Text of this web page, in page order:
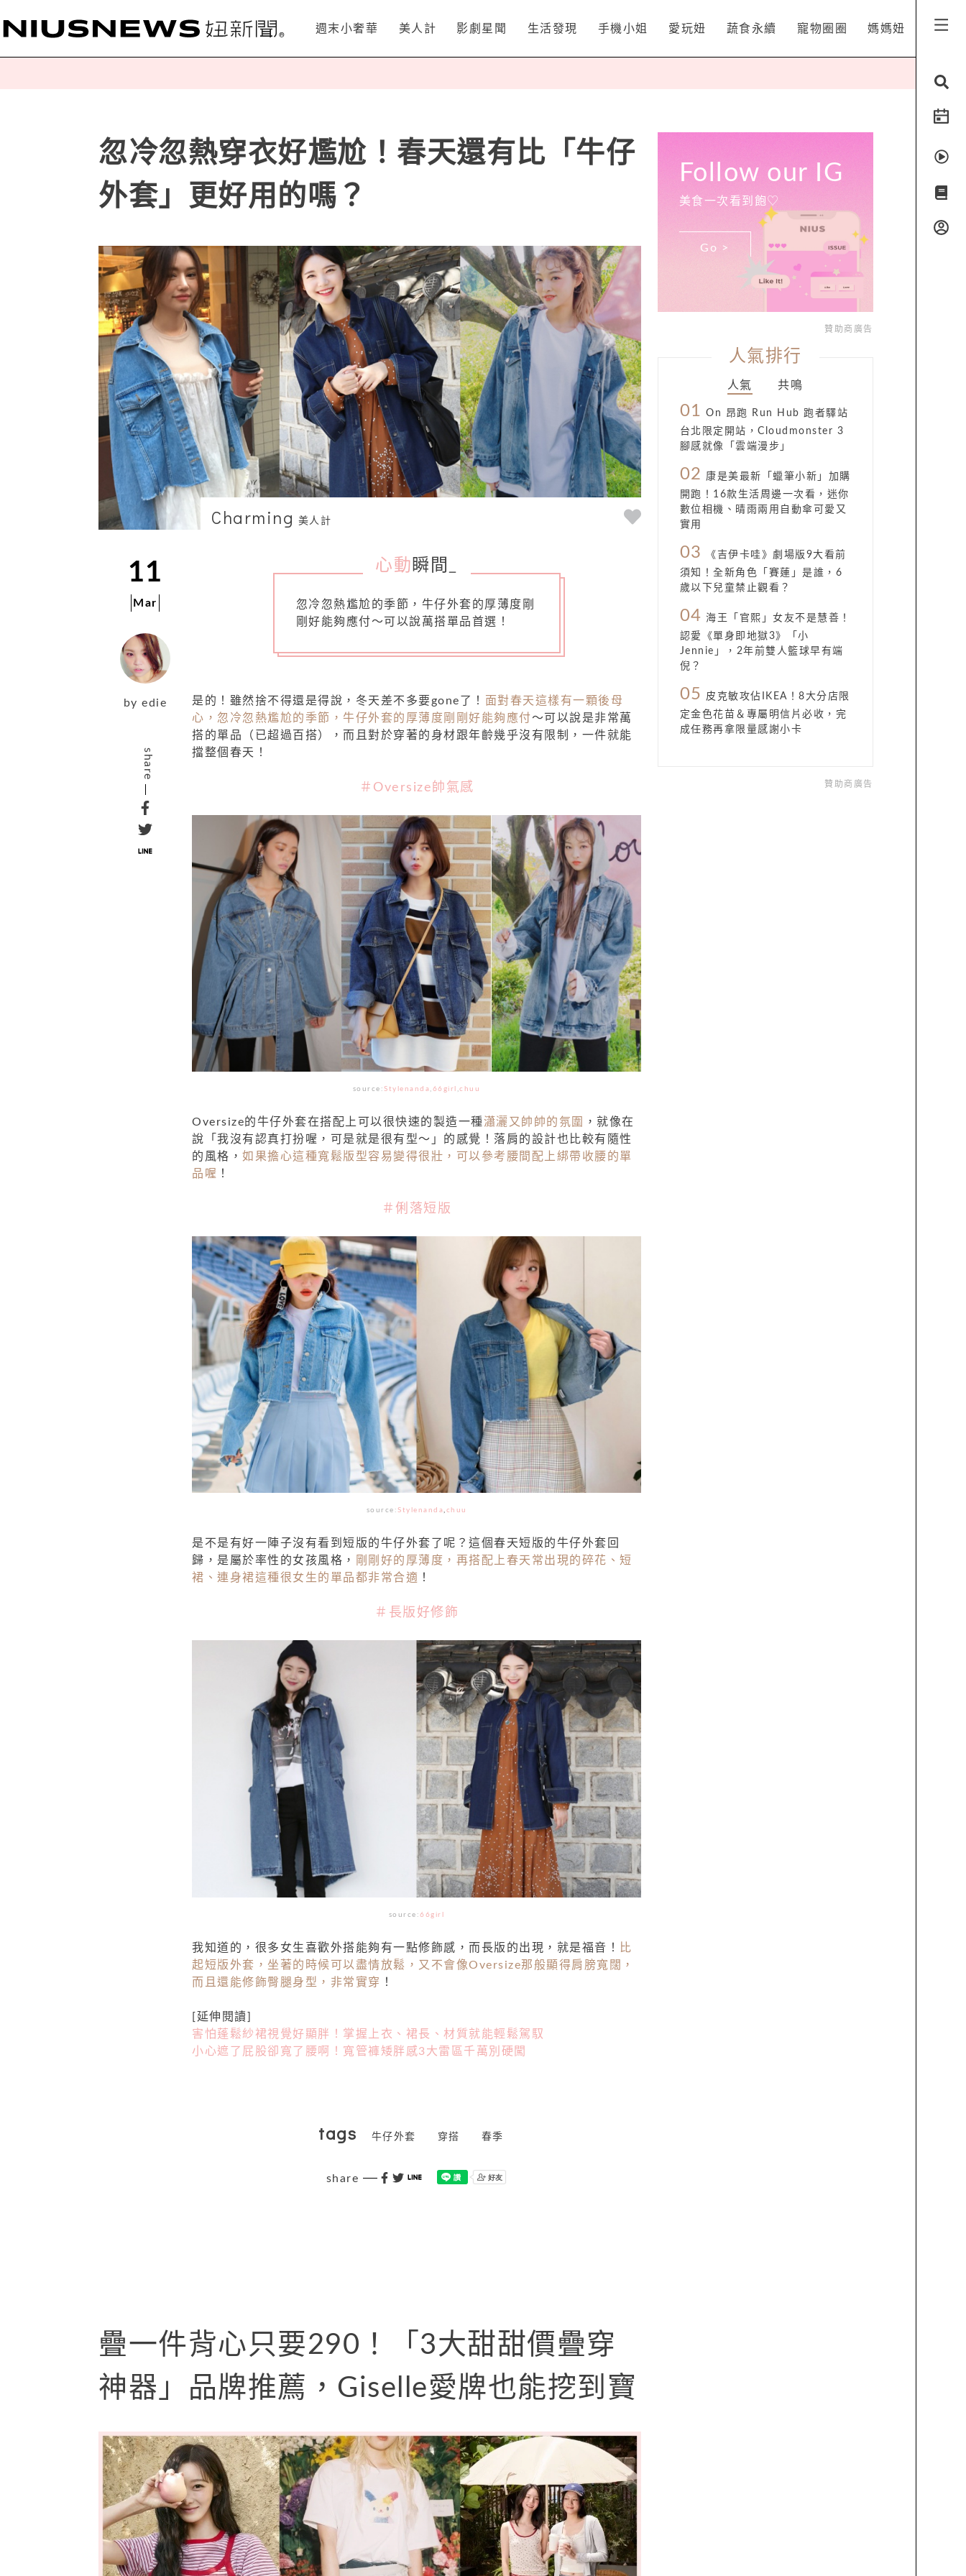
週末小奢華 美人計 影劇星聞 生活發現 手機小姐 愛玩妞 蔬食永續 寵物圈圈 媽媽妞
忽冷忽熱穿衣好尷尬！春天還有比「牛仔
外套」更好用的嗎？
Charming 美人計
11
Mar
byedie
share
心動 瞬間
忽冷忽熱尷尬的季節，牛仔外套的厚薄度剛
剛好能夠應付～可以說萬搭單品首選！
是的！雖然捨不得還是得說，冬天差不多要gone了！ 面對春天這樣有一顆後母
心，忽冷忽熱尷尬的季節，牛仔外套的厚薄度剛剛好能夠應付～可以說是非常萬
搭的單品（已超過百搭），而且對於穿著的身材跟年齡幾乎沒有限制，一件就能
擋整個春天！
＃Oversize帥氣感
source: Stylenanda , 66girl ,chuu
Oversize的牛仔外套在搭配上可以很快速的製造一種瀟灑又帥帥的氛圍
，就像在
說「我沒有認真打扮喔，可是就是很有型～」的感覺！落肩的設計也比較有隨性
的風格， 如果擔心這種寬鬆版型容易變得很壯，可以參考腰間配上綁帶收腰的單
品喔 ！
＃俐落短版
source: Stylenanda, chuu
是不是有好一陣子沒有看到短版的牛仔外套了呢？這個春天短版的牛仔外套回
歸，是屬於率性的女孩風格，
剛剛好的厚薄度，再搭配上春天常出現的碎花、短
裙、連身裙這種很女生的單品都非常合適 ！
＃長版好修飾
source:66girl
我知道的，很多女生喜歡外搭能夠有一點修飾感，而長版的出現，就是福音！
比
起短版外套，坐著的時候可以盡情放鬆，又不會像Oversize那般顯得肩膀寬闊，
而且還能修飾臀腿身型，非常實穿
！
[延伸閱讀]
害怕蓬鬆紗裙視覺好顯胖！掌握上衣、裙長、材質就能輕鬆駕馭
小心遮了屁股卻寬了腰啊！寬管褲矮胖感3大雷區千萬別硬闖
tags 牛仔外套 穿搭 春季
share
疊一件背心只要290！「3大甜甜價疊穿
神器」品牌推薦，Giselle愛牌也能挖到寶
Follow our IG
美食一次看到飽♡
Go >
贊助商廣告
人氣排行
人氣 共鳴
01 On 昂跑 Run Hub 跑者驛站
台北限定開站，Cloudmonster 3
腳感就像「雲端漫步」
02
康是美最新「蠟筆小新」加購
開跑！16款生活周邊一次看，迷你
數位相機、晴雨兩用自動傘可愛又
實用
03
《吉伊卡哇》劇場版9大看前
須知！全新角色「賽蓮」是誰，6
歲以下兒童禁止觀看？
04 海王「官熙」女友不是慧善！
認愛《單身即地獄3》「小
Jennie」，2年前雙人籃球早有端
倪？
05
皮克敏攻佔IKEA！8大分店限
定金色花苗＆專屬明信片必收，完
成任務再拿限量感謝小卡
贊助商廣告